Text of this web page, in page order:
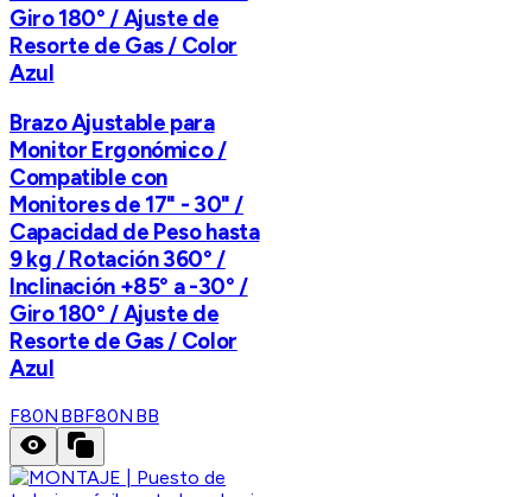
Giro 180° / Ajuste de
Resorte de Gas / Color
Azul
Brazo Ajustable para
Monitor Ergonómico /
Compatible con
Monitores de 17" - 30" /
Capacidad de Peso hasta
9 kg / Rotación 360° /
Inclinación +85° a -30° /
Giro 180° / Ajuste de
Resorte de Gas / Color
Azul
F80NBBF80NBB